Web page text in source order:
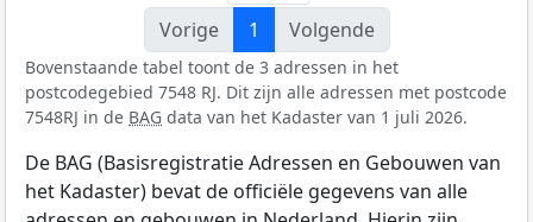
Vorige
1 Volgende
Bovenstaande tabel toont de 3 adressen in het
postcodegebied 7548 RJ. Dit zijn alle adressen met postcode
7548RJ in de BAG data van het Kadaster van 1 juli 2026.
De BAG (Basisregistratie Adressen en Gebouwen van
het Kadaster) bevat de officiële gegevens van alle